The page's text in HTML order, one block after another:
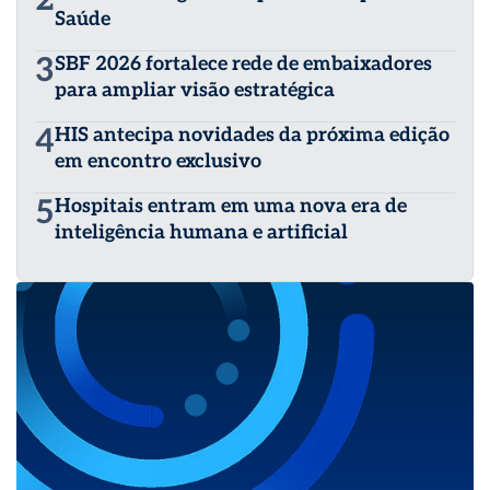
Saúde
3SBF 2026 fortalece rede de embaixadores
para ampliar visão estratégica
4HIS antecipa novidades da próxima edição
em encontro exclusivo
5Hospitais entram em uma nova era de
inteligência humana e artificial